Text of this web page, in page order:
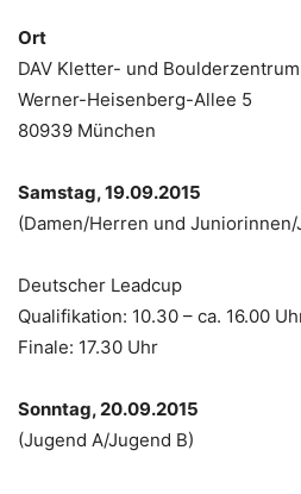
Ort
DAV Kletter- und
Werner-Heisenberg-Allee 5
80939 München
Samstag, 19.09.2015
(Damen/Herren und
Deutscher Leadcup
Qualifikation: 10.30 – ca. 16.00
Finale: 17.30 Uhr
Sonntag, 20.09.2015
(Jugend A/Jugend B)